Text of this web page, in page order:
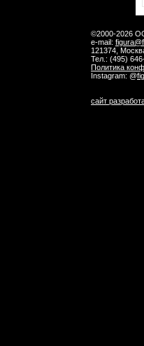
©2000-2026
e-mail:
121374,
Тел.: (495)
Политика
Instagram: @
сайт